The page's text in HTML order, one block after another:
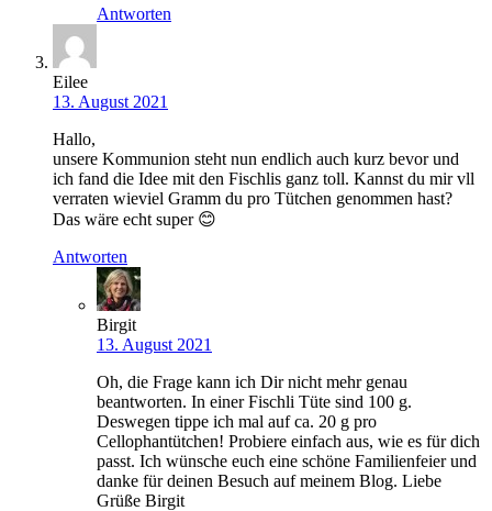
Antworten
Eilee
13. August 2021
Hallo,
unsere Kommunion steht nun endlich auch kurz bevor und
ich fand die Idee mit den Fischlis ganz toll. Kannst du mir vll
verraten wieviel Gramm du pro Tütchen genommen hast?
Das wäre echt super 😊
Antworten
Birgit
13. August 2021
Oh, die Frage kann ich Dir nicht mehr genau
beantworten. In einer Fischli Tüte sind 100 g.
Deswegen tippe ich mal auf ca. 20 g pro
Cellophantütchen! Probiere einfach aus, wie es für dich
passt. Ich wünsche euch eine schöne Familienfeier und
danke für deinen Besuch auf meinem Blog. Liebe
Grüße Birgit